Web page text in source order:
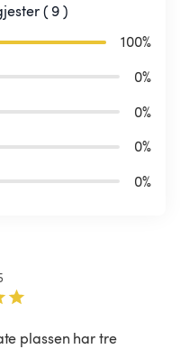
( 9 )
100%
0%
0%
0%
0%
plassen har tre